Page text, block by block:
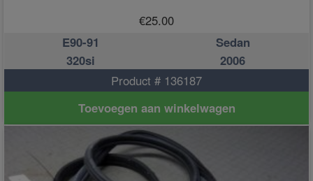
€25.00
E90-91
Sedan
320si
2006
Product # 136187
Toevoegen aan winkelwagen